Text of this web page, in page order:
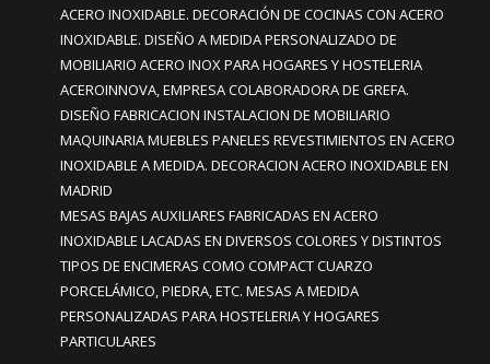
ACERO INOXIDABLE. DECORACIÓN DE COCINAS CON ACERO
INOXIDABLE. DISEÑO A MEDIDA PERSONALIZADO DE
MOBILIARIO ACERO INOX PARA HOGARES Y HOSTELERIA
ACEROINNOVA, EMPRESA COLABORADORA DE GREFA.
DISEÑO FABRICACION INSTALACION DE MOBILIARIO
MAQUINARIA MUEBLES PANELES REVESTIMIENTOS EN ACERO
INOXIDABLE A MEDIDA. DECORACION ACERO INOXIDABLE EN
MADRID
MESAS BAJAS AUXILIARES FABRICADAS EN ACERO
INOXIDABLE LACADAS EN DIVERSOS COLORES Y DISTINTOS
TIPOS DE ENCIMERAS COMO COMPACT CUARZO
PORCELÁMICO, PIEDRA, ETC. MESAS A MEDIDA
PERSONALIZADAS PARA HOSTELERIA Y HOGARES
PARTICULARES